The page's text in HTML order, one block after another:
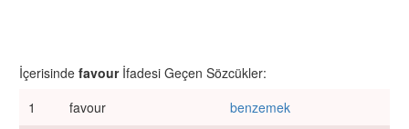
İçerisinde favour İfadesi Geçen Sözcükler:
1
favour
benzemek